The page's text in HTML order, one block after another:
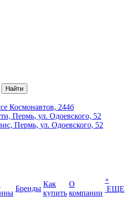
Найти
Космонавтов, 244б
Пермь, ул. Одоевского, 52
Пермь, ул. Одоевского, 52
Бренды
Как
купить
О
компании
+
ЕЩЕ